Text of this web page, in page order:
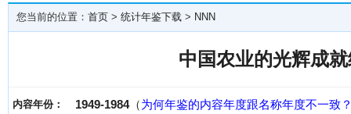
您当前的位置： 首页 > 统计年鉴下载 > NNN
中国农业的光辉成
内容年份： 1949-1984（为何年鉴的内容年度跟名称年度不一致